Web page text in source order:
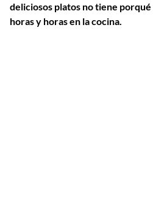
deliciosos platos no tiene
horas y horas en la cocina.